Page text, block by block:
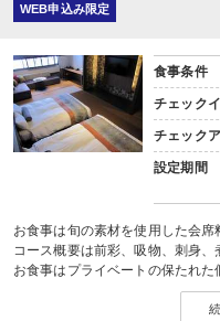
WEB申込み限定
食事条件
チェック
チェック
設定期間
お食事は旬の素材を使用した会席
コース概要は前彩、吸物、刺身
お食事はプライベートの保たれた
ご希望により椅子席でもご用意で
鯉のお料理はこのプランには含